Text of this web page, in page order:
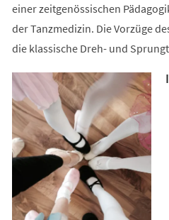
einer zeitgenössischen
der Tanzmedizin. Die Vorzüge
die klassische Dreh- und